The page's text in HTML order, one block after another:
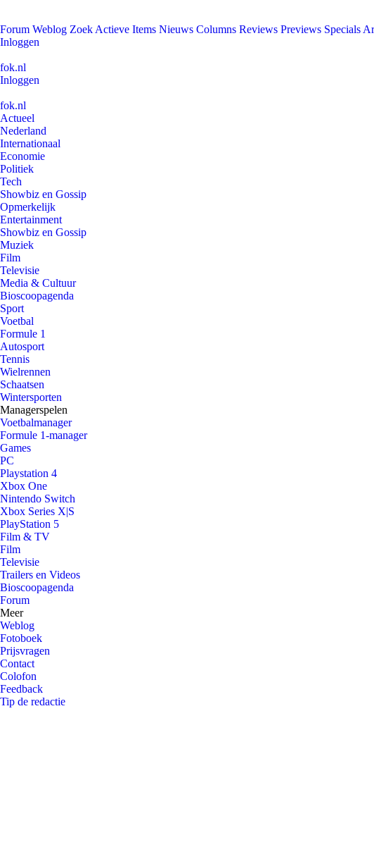
Forum Weblog Zoek Actieve Items Nieuws Columns Reviews Previews Specials
Inloggen
fok.nl
Inloggen
fok.nl
Actueel
Nederland
Internationaal
Economie
Politiek
Tech
Showbiz en Gossip
Opmerkelijk
Entertainment
Showbiz en Gossip
Muziek
Film
Televisie
Media & Cultuur
Bioscoopagenda
Sport
Voetbal
Formule 1
Autosport
Tennis
Wielrennen
Schaatsen
Wintersporten
Managerspelen
Voetbalmanager
Formule 1-manager
Games
PC
Playstation 4
Xbox One
Nintendo Switch
Xbox Series X|S
PlayStation 5
Film & TV
Film
Televisie
Trailers en Videos
Bioscoopagenda
Forum
Meer
Weblog
Fotoboek
Prijsvragen
Contact
Colofon
Feedback
Tip de redactie